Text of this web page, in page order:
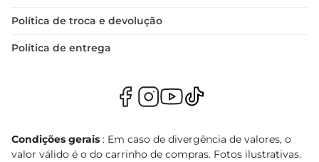
Política de troca e devolução
Política de entrega
Condições gerais : Em caso de divergência de valores, o
valor válido é o do carrinho de compras. Fotos ilustrativas.